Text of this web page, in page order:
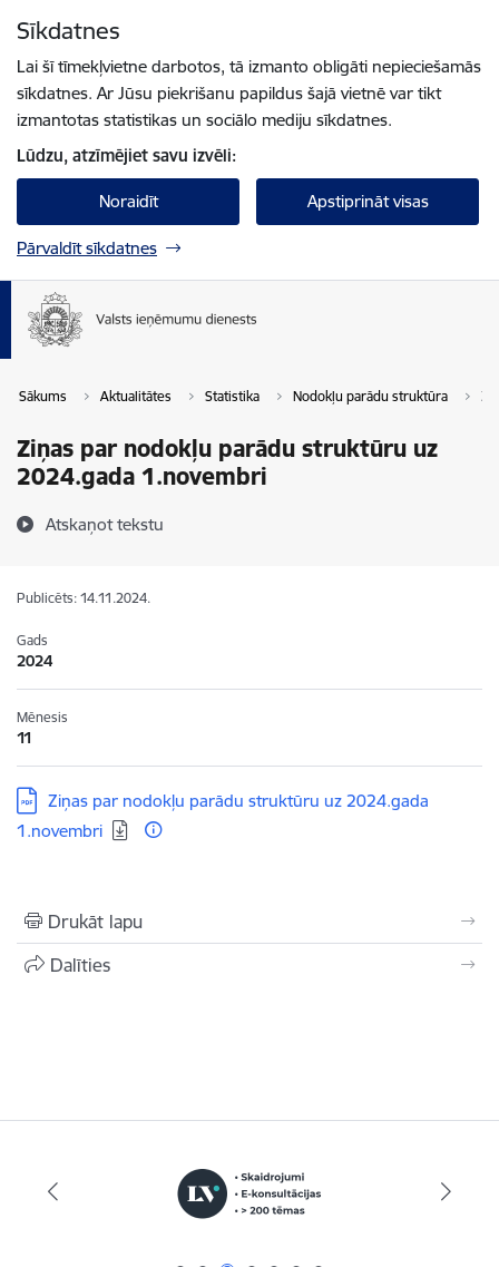
Sīkdatnes
Lai šī tīmekļvietne darbotos, tā izmanto obligāti nepieciešamās
sīkdatnes. Ar Jūsu piekrišanu papildus šajā vietnē var tikt
izmantotas statistikas un sociālo mediju sīkdatnes.
Lūdzu, atzīmējiet savu izvēli:
Noraidīt Apstiprināt visas
Pārvaldīt sīkdatnes
Sākums Aktualitātes Statistika Nodokļu parādu struktūra
Ziņas par nodokļu parādu struktūru uz
2024.gada 1.novembri
Atskaņot tekstu
Publicēts: 14.11.2024.
Gads
2024
Mēnesis
11
Lejupielādēt:
Ziņas par nodokļu parādu struktūru uz 2024.gada
1.novembri
Drukāt lapu
Dalīties